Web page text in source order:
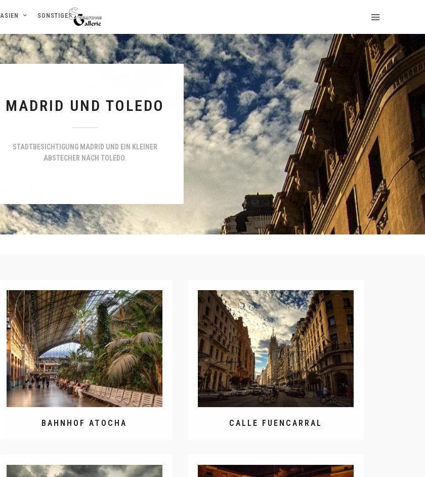
ASIEN SONSTIGES
MADRID UND TOLEDO
STADTBESICHTIGUNG MADRID UND EIN KLEINER
ABSTECHER NACH TOLEDO.
BAHNHOF ATOCHA CALLE FUENCARRAL